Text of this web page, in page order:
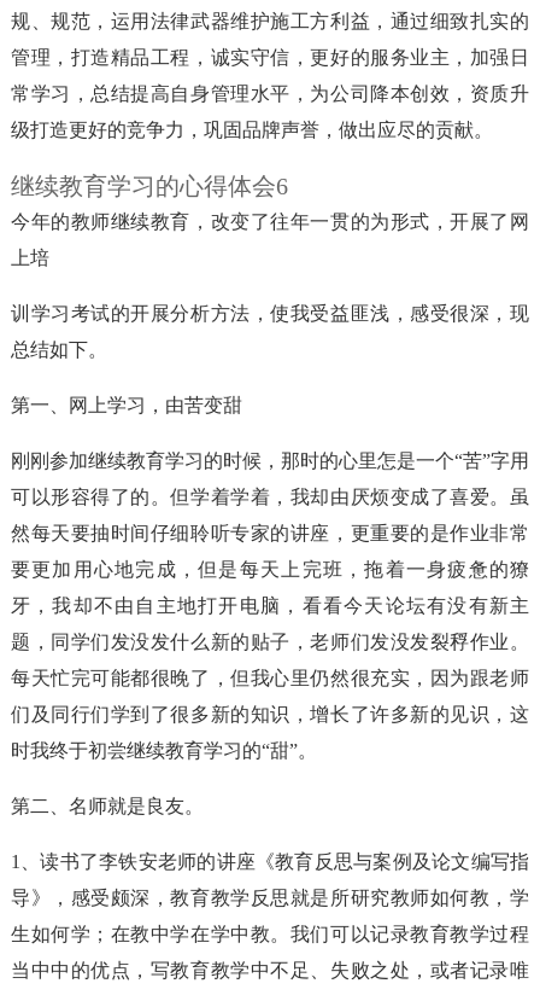
规、规范，运用法律武器维护施工方利益，通过细致扎实的
管理，打造精品工程，诚实守信，更好的服务业主，加强日
常学习，总结提高自身管理水平，为公司降本创效，资质升
级打造更好的竞争力，巩固品牌声誉，做出应尽的贡献。
继续教育学习的心得体会6
今年的教师继续教育，改变了往年一贯的为形式，开展了网
上培
训学习考试的开展分析方法，使我受益匪浅，感受很深，现
总结如下。
第一、网上学习，由苦变甜
刚刚参加继续教育学习的时候，那时的心里怎是一个“苦”字用
可以形容得了的。但学着学着，我却由厌烦变成了喜爱。虽
然每天要抽时间仔细聆听专家的讲座，更重要的是作业非常
要更加用心地完成，但是每天上完班，拖着一身疲惫的獠
牙，我却不由自主地打开电脑，看看今天论坛有没有新主
题，同学们发没发什么新的贴子，老师们发没发裂稃作业。
每天忙完可能都很晚了，但我心里仍然很充实，因为跟老师
们及同行们学到了很多新的知识，增长了许多新的见识，这
时我终于初尝继续教育学习的“甜”。
第二、名师就是良友。
1、读书了李铁安老师的讲座《教育反思与案例及论文编写指
导》，感受颇深，教育教学反思就是所研究教师如何教，学
生如何学；在教中学在学中教。我们可以记录教育教学过程
当中中的优点，写教育教学中不足、失败之处，或者记录唯